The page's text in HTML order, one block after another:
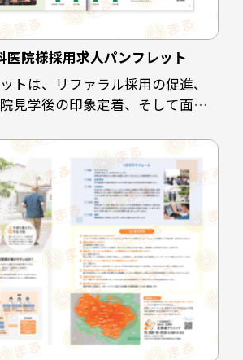
医院様採用求人パンフレット
トは、リファラル採用の促進、
見学後の印象定着、そして面接
務委託スタッフが自信を持って
るよう、医院の理念や働く環境、
を整理し、魅力が的確に伝わる
。
布することで、見学後も医院の
う設計しています。さらに、転職
た接触時間の場面でも、医院の
目で伝わるツールとして活用で
ました。